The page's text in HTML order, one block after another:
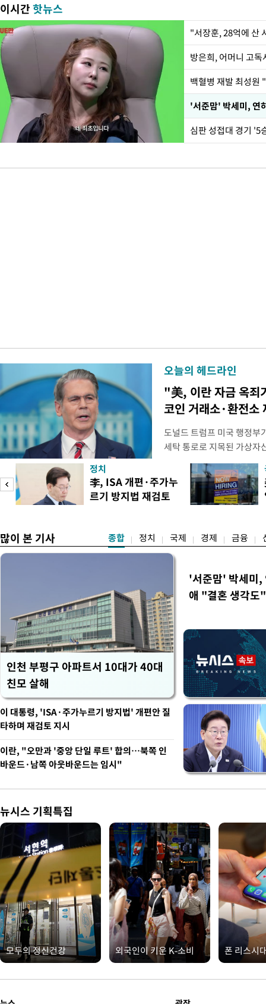
이시간핫뉴스
"서장훈, 28억에 산
방은희, 어머니 고
백혈병 재발 최성원
'서준맘' 박세미, 연
오늘의 헤드라인
"美, 이란 자금 옥죄
코인 거래소·환전소
도널드 트럼프 미국 행정부
세탁 통로로 지목된 가상자
무더기 제재했다. 미 재무
이란혁명수비대(IRGC) 자
래소와, 이란의 해외 석유
트워크를 각각 제재한다고
정치
李, ISA 개편·주가누
르기 방지법 재검토
많이 본 기사 종합 정치 국제 경제 금융
인천 부평구 아파트서 10대가 40대
친모 살해
'서준맘' 박세미,
애 "결혼 생각도"
이 대통령, 'ISA·주가누르기 방지법' 개편안 질
타하며 재검토 지시
이란, "오만과 '중앙 단일 루트' 합의…북쪽 인
바운드·남쪽 아웃바운드는 임시"
뉴시스 기획특집
모두의 정신건강 외국인이 키운 K-소비 폰 리스시